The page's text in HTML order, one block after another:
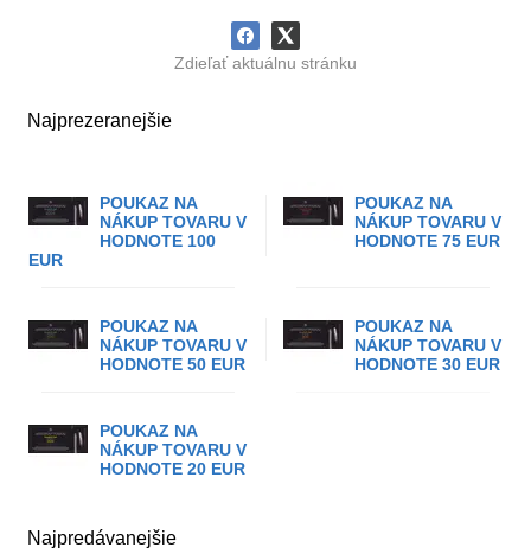
Zdieľať aktuálnu stránku
Najprezeranejšie
POUKAZ NA
NÁKUP TOVARU V
HODNOTE 100
EUR
POUKAZ NA
NÁKUP TOVARU V
HODNOTE 75 EUR
POUKAZ NA
NÁKUP TOVARU V
HODNOTE 50 EUR
POUKAZ NA
NÁKUP TOVARU V
HODNOTE 30 EUR
POUKAZ NA
NÁKUP TOVARU V
HODNOTE 20 EUR
Najpredávanejšie